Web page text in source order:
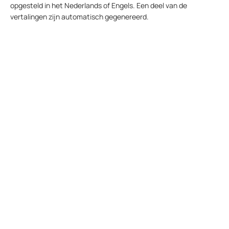
opgesteld in het Nederlands of Engels. Een deel van de
vertalingen zijn automatisch gegenereerd.